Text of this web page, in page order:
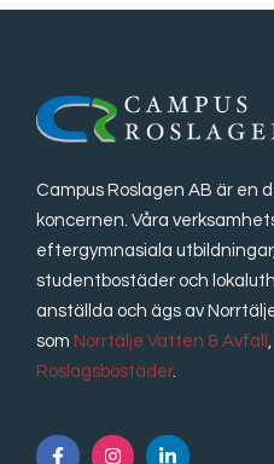
Campus Roslagen AB är en
koncernen. Våra
eftergymnasiala
studentbostäder och
anställda och ägs av
som Norrtälje Vatten & Avfall
Roslagsbostäder.